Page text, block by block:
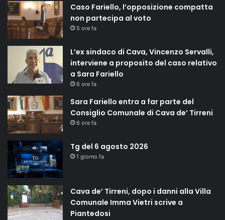
Caso Fariello, l’opposizione compatta
non partecipa al voto
5 ore fa
L’ex sindaco di Cava, Vincenzo Servalli,
interviene a proposito del caso relativo
a Sara Fariello
6 ore fa
Sara Fariello entra a far parte del
Consiglio Comunale di Cava de’ Tirreni
6 ore fa
Tg del 6 agosto 2026
1 giorno fa
Cava de’ Tirreni, dopo i danni alla Villa
Comunale Imma Vietri scrive a
Piantedosi